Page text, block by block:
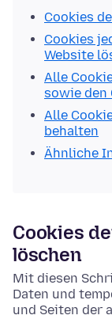
Cookies
Cookies
Website
Alle
sowie den
Alle
behalten
Ähnliche
Cookies
löschen
Mit diesen
Daten und
und Seiten der